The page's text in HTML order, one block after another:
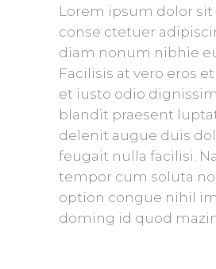
Lorem ipsum dolor sit
conse ctetuer
diam nonum nibhie
Facilisis at vero eros
et iusto odio
blandit praesent
delenit augue duis
feugait nulla facilisi.
tempor cum soluta
option congue nihil
doming id quod